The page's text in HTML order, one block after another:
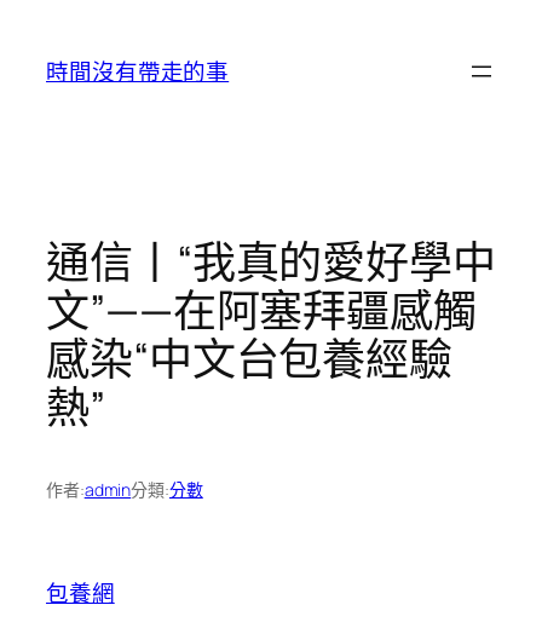
時間沒有帶走的事
通信丨“我真的愛好學中
文”——在阿塞拜疆感觸
感染“中文台包養經驗
熱”
作者:admin分類:分數
包養網